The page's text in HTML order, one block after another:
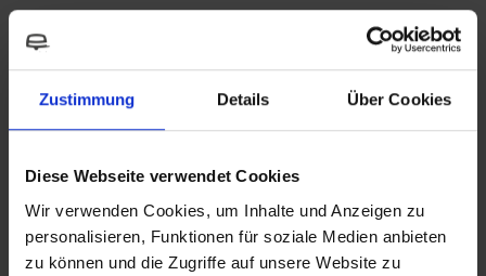
Zustimmung Details Über Cookies
Diese Webseite verwendet Cookies
Wir verwenden Cookies, um Inhalte und Anzeigen zu
personalisieren, Funktionen für soziale Medien anbieten
zu können und die Zugriffe auf unsere Website zu
You might also like this